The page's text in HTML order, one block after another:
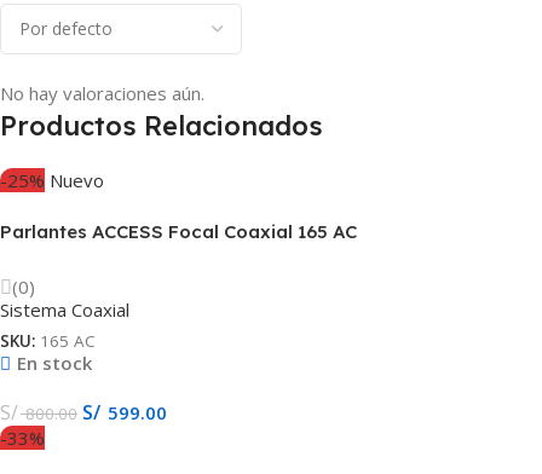
No hay valoraciones aún.
Productos Relacionados
-25% Nuevo
Parlantes ACCESS Focal Coaxial 165 AC
(0)
Sistema Coaxial
SKU: 165 AC
En stock
S/800.00 S/ 599.00
-33%